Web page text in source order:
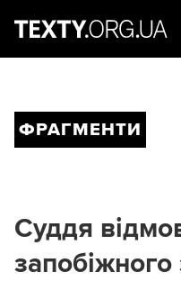
ФРАГМЕНТИ
Суддя